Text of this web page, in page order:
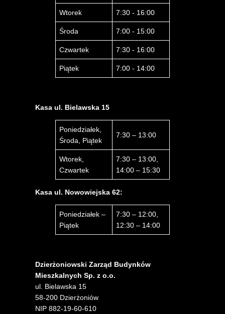
Wtorek 7:30 - 16:00
Środa 7:00 - 15:00
Czwartek 7:30 - 16:00
Piątek 7:00 - 14:00
Kasa ul. Bielawska 15
Poniedziałek,
Środa, Piątek
7:30 – 13:00
Wtorek,
Czwartek
7:30 – 13:00,
14:00 – 15:30
Kasa ul. Nowowiejska 62:
Poniedziałek –
Piątek
7:30 – 12:00,
12:30 – 14:00
Dzierżoniowski Zarząd Budynków
Mieszkalnych Sp. z o.o.
ul. Bielawska 15
58-200 Dzierżoniów
NIP 882-19-60-610